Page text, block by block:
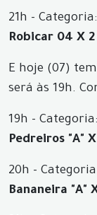
21h -
Robicar 04 X
E hoje (07)
será às 19h.
19h -
Pedreiros "A"
20h -
Bananeira "A"